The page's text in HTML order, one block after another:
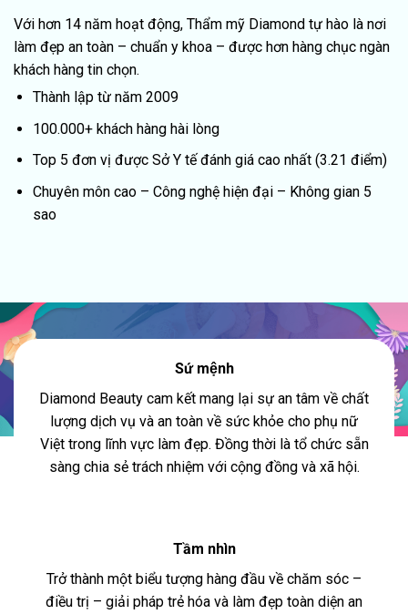
Với hơn 14 năm hoạt động, Thẩm mỹ Diamond tự hào là nơi
làm đẹp an toàn – chuẩn y khoa – được hơn hàng chục ngàn
khách hàng tin chọn.
Thành lập từ năm 2009
100.000+ khách hàng hài lòng
Top 5 đơn vị được Sở Y tế đánh giá cao nhất (3.21 điểm)
Chuyên môn cao – Công nghệ hiện đại – Không gian 5
sao
Sứ mệnh
Diamond Beauty cam kết mang lại sự an tâm về chất
lượng dịch vụ và an toàn về sức khỏe cho phụ nữ
Việt trong lĩnh vực làm đẹp. Đồng thời là tổ chức sẵn
sàng chia sẻ trách nhiệm với cộng đồng và xã hội.
Tầm nhìn
Trở thành một biểu tượng hàng đầu về chăm sóc –
điều trị – giải pháp trẻ hóa và làm đẹp toàn diện an